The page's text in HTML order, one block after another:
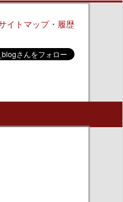
イトマップ・履歴